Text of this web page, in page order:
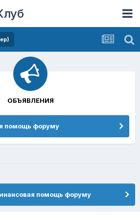
помощь форуму
ОБЪЯВЛЕНИЯ
помощь форуму